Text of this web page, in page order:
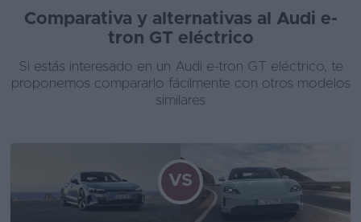
Comparativa y alternativas al Audi e-
tron GT eléctrico
Si estás interesado en un Audi e-tron GT eléctrico, te
proponemos compararlo fácilmente con otros modelos
similares
VS